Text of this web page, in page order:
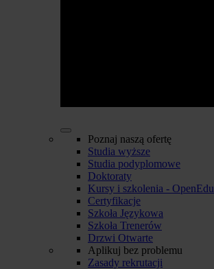
Poznaj naszą ofertę
Studia wyższe
Studia podyplomowe
Doktoraty
Kursy i szkolenia - OpenEdu
Certyfikacje
Szkoła Językowa
Szkoła Trenerów
Drzwi Otwarte
Aplikuj bez problemu
Zasady rekrutacji